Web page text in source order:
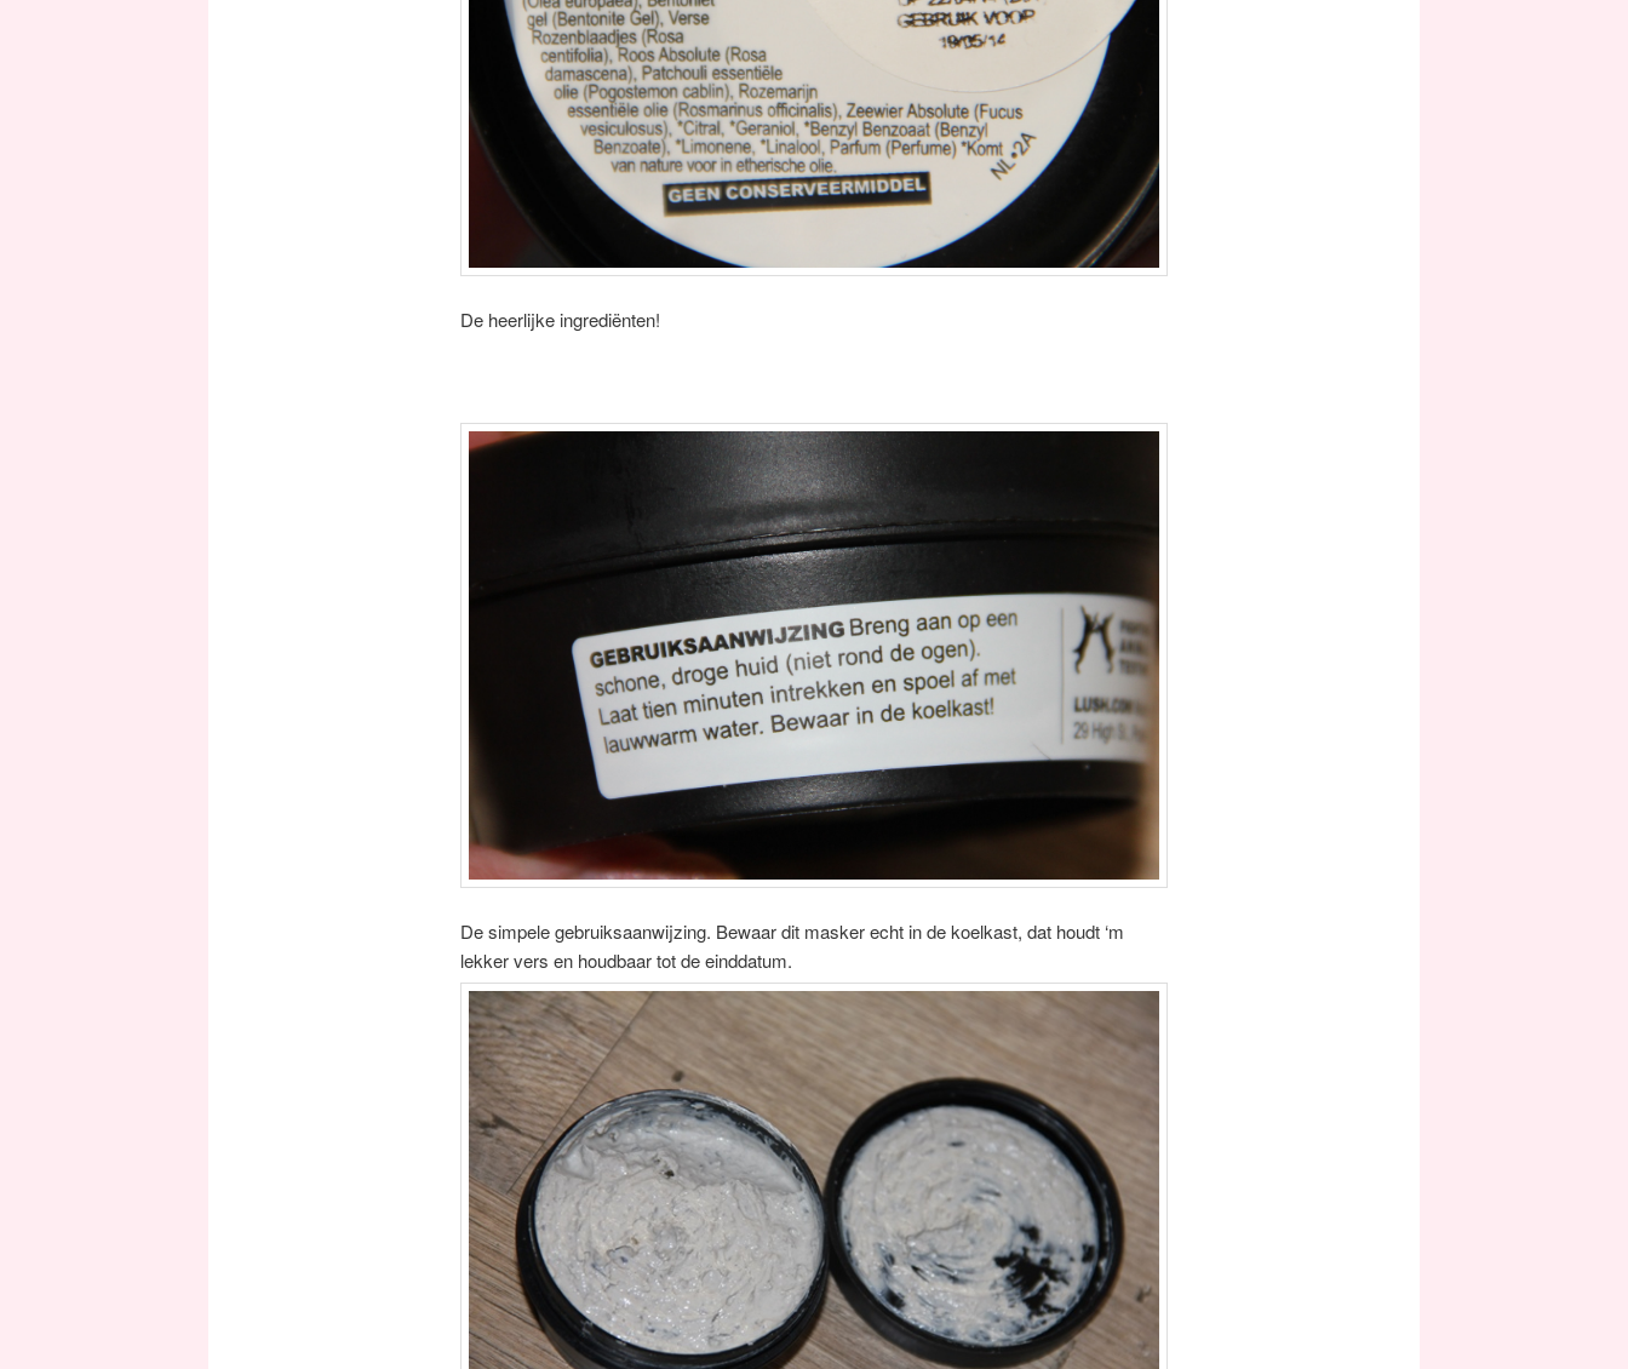
De heerlijke ingrediënten!
De simpele gebruiksaanwijzing. Bewaar dit masker echt in de koelkast, dat houdt ‘m
lekker vers en houdbaar tot de einddatum.